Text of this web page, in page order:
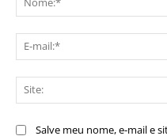
Salve meu nome, e-mail e